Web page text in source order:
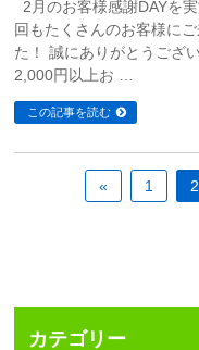
2月のお客様感謝DAYを
回もたくさんのお客様に
た！ 誠にありがとうござ
2,000円以上お …
この記事を読む
« 1 2
カテゴリー